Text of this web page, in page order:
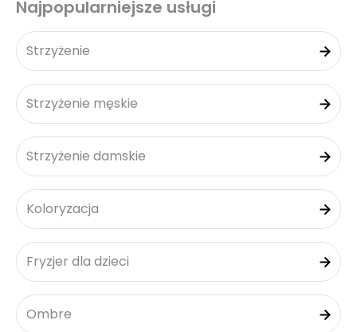
Najpopularniejsze usługi
Strzyżenie
Strzyżenie męskie
Strzyżenie damskie
Koloryzacja
Fryzjer dla dzieci
Ombre